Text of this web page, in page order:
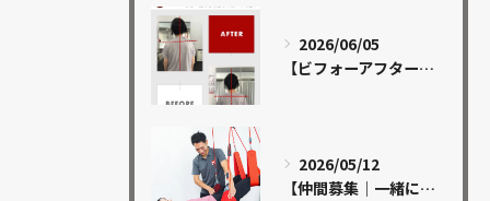
2026/06/05
【ビフォーアフター 12】
2026/05/12
【仲間募集｜一緒に成長できる方を探しています】